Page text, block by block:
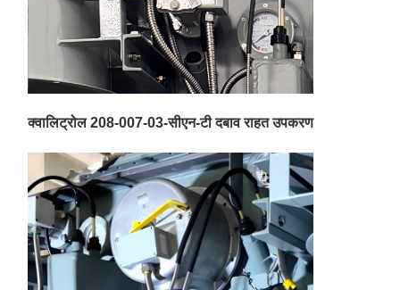
क्वालिट्रोल 208-007-03-सीएन-टी दबाव राहत उपकरण